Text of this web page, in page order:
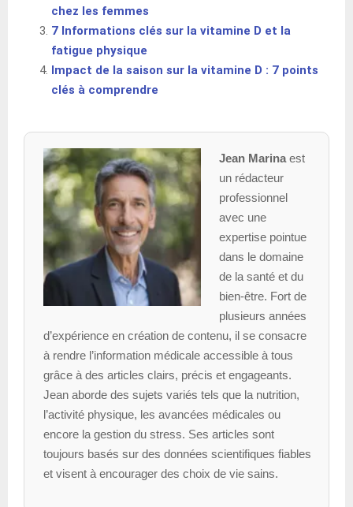
chez les femmes
7 Informations clés sur la vitamine D et la
fatigue physique
Impact de la saison sur la vitamine D : 7 points
clés à comprendre
Jean Marinaest
un rédacteur
professionnel
avec une
expertise pointue
dans le domaine
de la santé et du
bien-être. Fort de
plusieurs années
d’expérience en création de contenu, il se consacre
à rendre l’information médicale accessible à tous
grâce à des articles clairs, précis et engageants.
Jean aborde des sujets variés tels que la nutrition,
l’activité physique, les avancées médicales ou
encore la gestion du stress. Ses articles sont
toujours basés sur des données scientifiques fiables
et visent à encourager des choix de vie sains.